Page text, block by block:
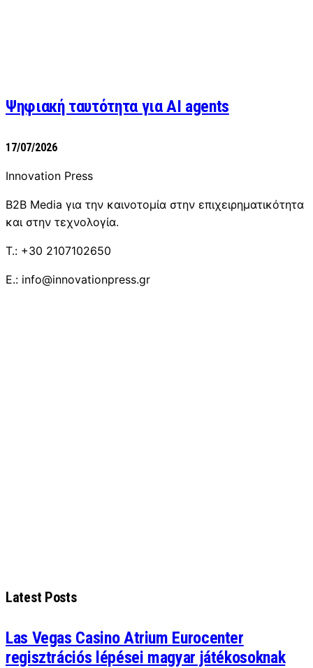
Ψηφιακή ταυτότητα για AI agents
17/07/2026
Innovation Press
B2B Media για την καινοτομία στην επιχειρηματικότητα
και στην τεχνολογία.
T.: +30 2107102650
E.: info@innovationpress.gr
Latest Posts
Las Vegas Casino Atrium Eurocenter
regisztrációs lépései magyar játékosoknak